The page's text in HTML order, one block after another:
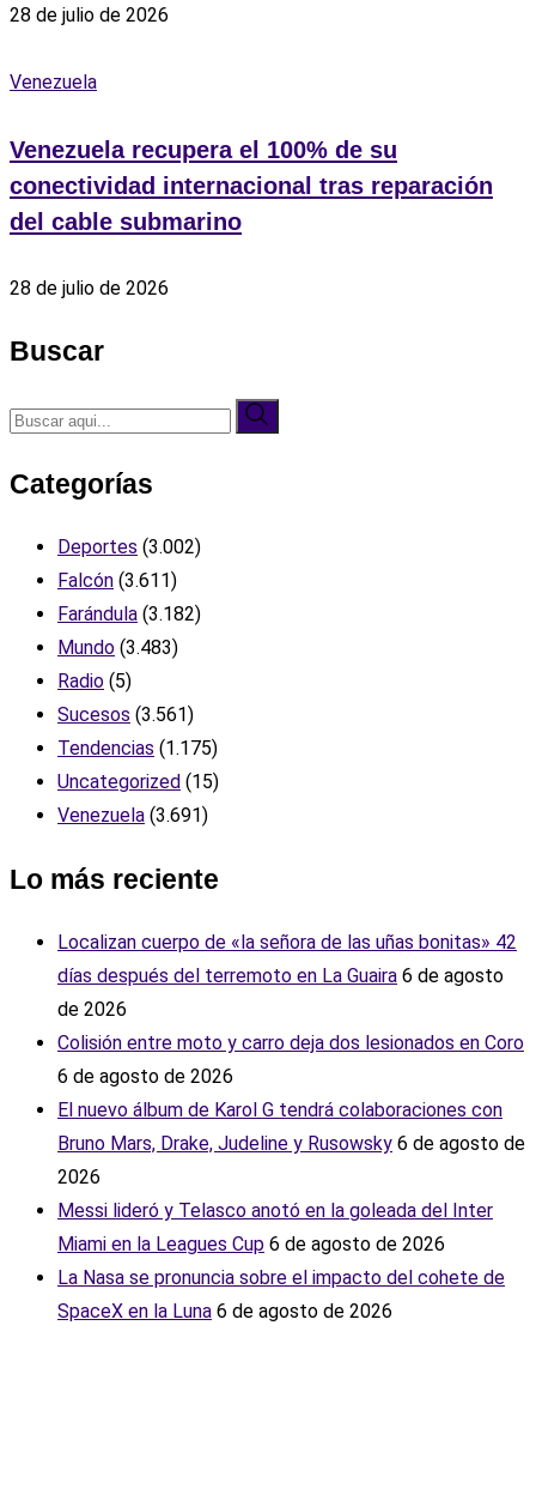
28 de julio de 2026
Venezuela
Venezuela recupera el 100% de su
conectividad internacional tras reparación
del cable submarino
28 de julio de 2026
Buscar
Categorías
Deportes (3.002)
Falcón (3.611)
Farándula (3.182)
Mundo (3.483)
Radio (5)
Sucesos (3.561)
Tendencias (1.175)
Uncategorized (15)
Venezuela (3.691)
Lo más reciente
Localizan cuerpo de «la señora de las uñas bonitas» 42
días después del terremoto en La Guaira 6 de agosto
de 2026
Colisión entre moto y carro deja dos lesionados en Coro
6 de agosto de 2026
El nuevo álbum de Karol G tendrá colaboraciones con
Bruno Mars, Drake, Judeline y Rusowsky 6 de agosto de
2026
Messi lideró y Telasco anotó en la goleada del Inter
Miami en la Leagues Cup 6 de agosto de 2026
La Nasa se pronuncia sobre el impacto del cohete de
SpaceX en la Luna 6 de agosto de 2026